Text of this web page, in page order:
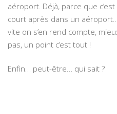
aéroport. Déjà, parce que
court après dans un
vite on s’en rend compte,
pas, un point c’est tout !
Enfin… peut-être… qui sait ?